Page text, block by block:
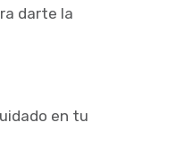
darte la
en tu